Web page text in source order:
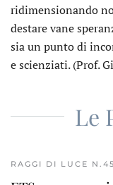
ridimensionando
destare vane
sia un punto di
e scienziati. (Prof.
Le
RAGGI DI LUCE